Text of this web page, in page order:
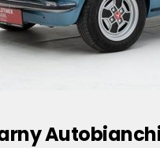
Autobianchi